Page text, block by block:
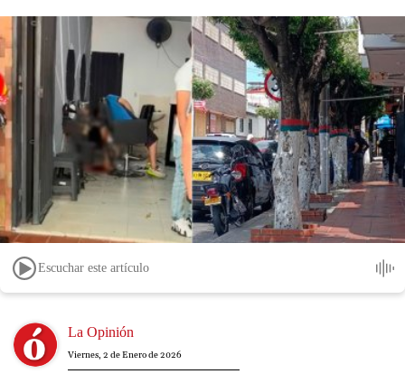
Escuchar este artículo
Image La Opinión
Viernes, 2 de Enero de 2026